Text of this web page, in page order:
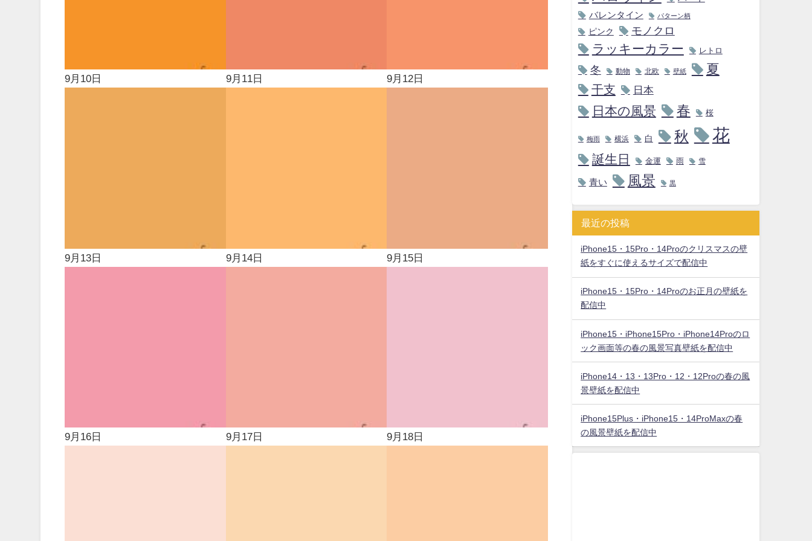
9月10日 9月11日 9月12日
9月13日 9月14日 9月15日
9月16日 9月17日 9月18日
バレンタイン
パターン柄
ピンク モノクロ
ラッキーカラー レトロ
冬 動物 北欧 壁紙 夏
干支 日本
日本の風景 春 桜
梅雨 横浜 白 秋 花
誕生日 金運 雨 雪
青い 風景 黒
最近の投稿
iPhone15・15Pro・14Proのクリスマスの壁
紙をすぐに使えるサイズで配信中
iPhone15・15Pro・14Proのお正月の壁紙を
配信中
iPhone15・iPhone15Pro・iPhone14Proのロ
ック画面等の春の風景写真壁紙を配信中
iPhone14・13・13Pro・12・12Proの春の風
景壁紙を配信中
iPhone15Plus・iPhone15・14ProMaxの春
の風景壁紙を配信中